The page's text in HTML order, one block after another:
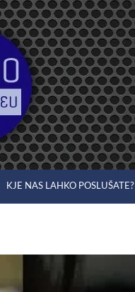
KJE NAS LAHKO POSLUŠATE?